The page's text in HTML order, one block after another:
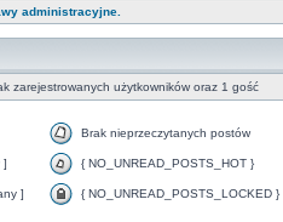
administracyjne.
zarejestrowanych użytkowników oraz 1 gość
Brak nieprzeczytanych postów
] { NO_UNREAD_POSTS_HOT }
] { NO_UNREAD_POSTS_LOCKED }